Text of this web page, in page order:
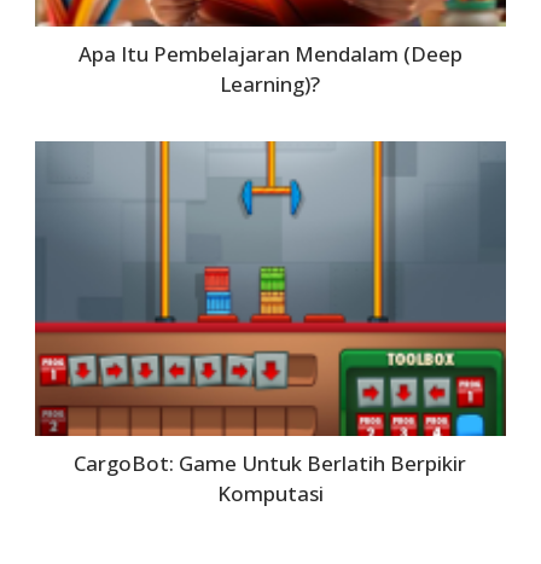
Apa Itu Pembelajaran Mendalam (Deep
Learning)?
CargoBot: Game Untuk Berlatih Berpikir
Komputasi